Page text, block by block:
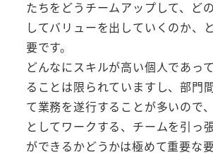
たちをどうチームアップして、ど
してバリューを出していくのか、
要です。
どんなにスキルが高い個人であっ
ることは限られていますし、部門
て業務を遂行することが多いので
としてワークする、チームを引っ
ができるかどうかは極めて重要な要